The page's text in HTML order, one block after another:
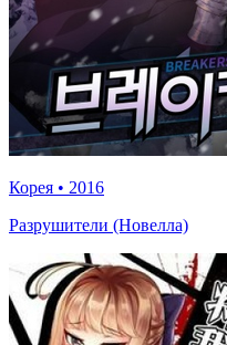
Корея • 2016
Разрушители (Новелла)